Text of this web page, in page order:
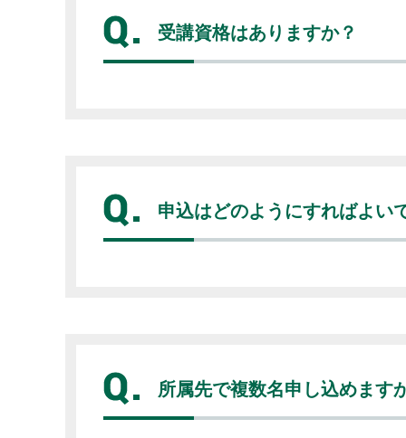
受講資格はありますか？
申込はどのようにすればよい
所属先で複数名申し込めます